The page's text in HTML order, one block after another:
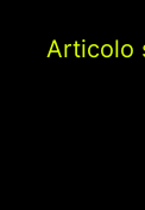
Articolo